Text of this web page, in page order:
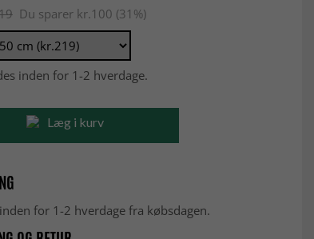
Du sparer kr.100 (31%)
inden for 1-2 hverdage.
Læg i kurv
for 1-2 hverdage fra købsdagen.